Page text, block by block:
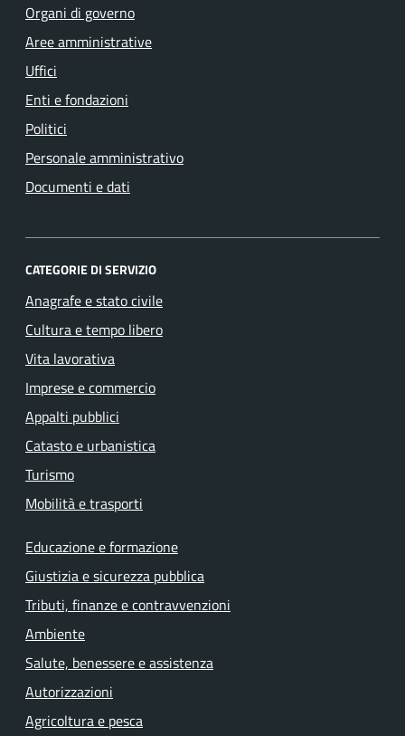
Organi di governo
Aree amministrative
Uffici
Enti e fondazioni
Politici
Personale amministrativo
Documenti e dati
CATEGORIE DI SERVIZIO
Anagrafe e stato civile
Cultura e tempo libero
Vita lavorativa
Imprese e commercio
Appalti pubblici
Catasto e urbanistica
Turismo
Mobilità e trasporti
Educazione e formazione
Giustizia e sicurezza pubblica
Tributi, finanze e contravvenzioni
Ambiente
Salute, benessere e assistenza
Autorizzazioni
Agricoltura e pesca